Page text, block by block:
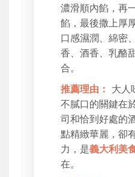
濃滑順內餡，再
餡，最後撒上厚
口感濕潤、綿密
香、酒香、乳酪
合。
推薦理由： 大人
不膩口的關鍵在
司和恰到好處的
點精緻華麗，卻
力，是義大利美
在。